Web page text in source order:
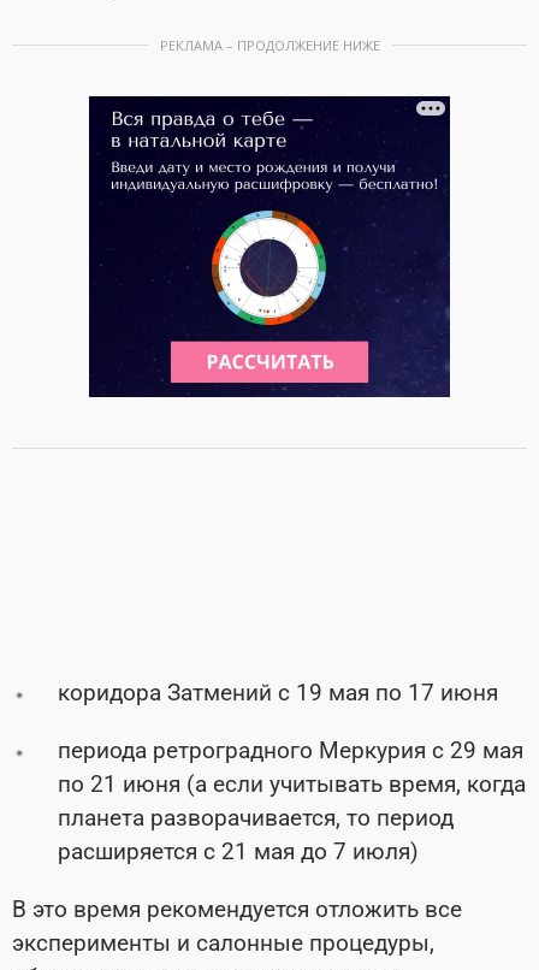
РЕКЛАМА – ПРОДОЛЖЕНИЕ НИЖЕ
коридора Затмений с 19 мая по 17 июня
периода ретроградного Меркурия с 29 мая
по 21 июня (а если учитывать время, когда
планета разворачивается, то период
расширяется с 21 мая до 7 июля)
В это время рекомендуется отложить все
эксперименты и салонные процедуры,